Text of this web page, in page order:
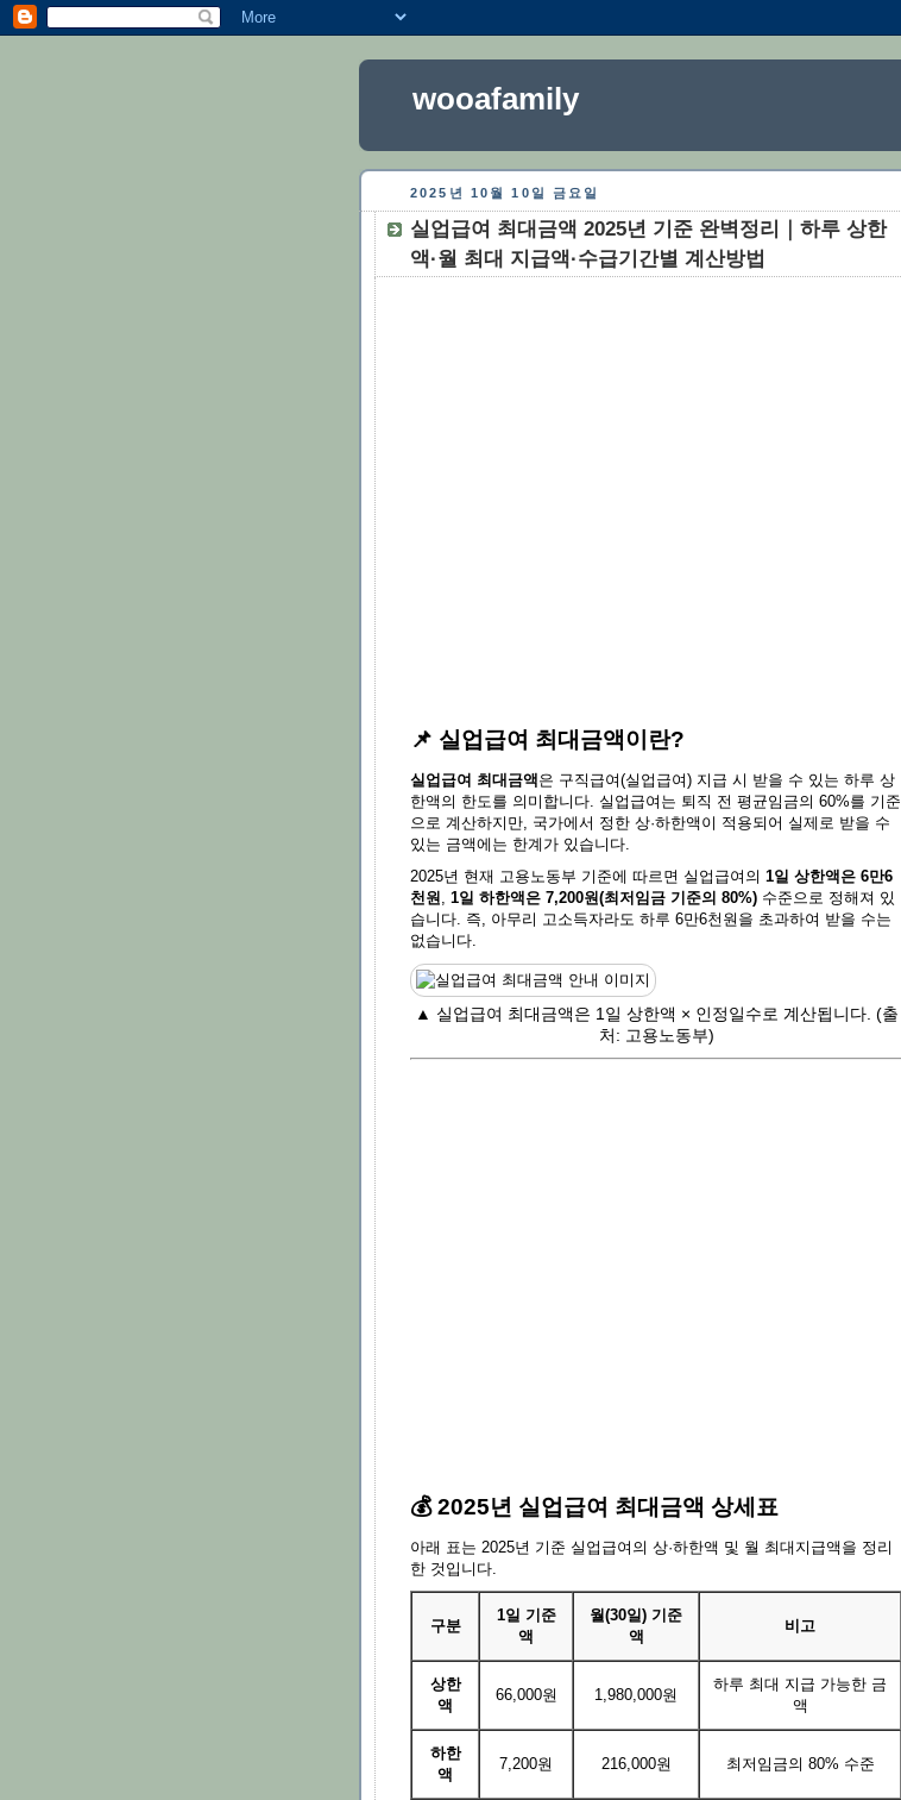
wooafamily
2025년 10월 10일 금요일
실업급여 최대금액 2025년 기준 완벽정리｜하루 상한
액·월 최대 지급액·수급기간별 계산방법
📌 실업급여 최대금액이란?
실업급여 최대금액은 구직급여(실업급여) 지급 시 받을 수 있는 하루 상
한액의 한도를 의미합니다. 실업급여는 퇴직 전 평균임금의 60%를 기준
으로 계산하지만, 국가에서 정한 상·하한액이 적용되어 실제로 받을 수
있는 금액에는 한계가 있습니다.
2025년 현재 고용노동부 기준에 따르면 실업급여의 1일 상한액은 6만6
천원, 1일 하한액은 7,200원(최저임금 기준의 80%) 수준으로 정해져 있
습니다. 즉, 아무리 고소득자라도 하루 6만6천원을 초과하여 받을 수는
없습니다.
▲ 실업급여 최대금액은 1일 상한액 × 인정일수로 계산됩니다. (출
처: 고용노동부)
💰 2025년 실업급여 최대금액 상세표
아래 표는 2025년 기준 실업급여의 상·하한액 및 월 최대지급액을 정리
한 것입니다.
구분
1일 기준
액
월(30일) 기준
액
비고
상한
액
66,000원 1,980,000원
하루 최대 지급 가능한 금
액
하한
액
7,200원 216,000원 최저임금의 80% 수준